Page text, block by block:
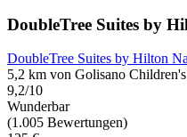
DoubleTree Suites by
DoubleTree Suites by Hilton
5,2 km von Golisano
9,2/10
Wunderbar
(1.005 Bewertungen)